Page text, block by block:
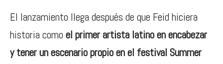
El lanzamiento llega después de que Feid hiciera
historia como el primer artista latino en encabezar
y tener un escenario propio en el festival Summer